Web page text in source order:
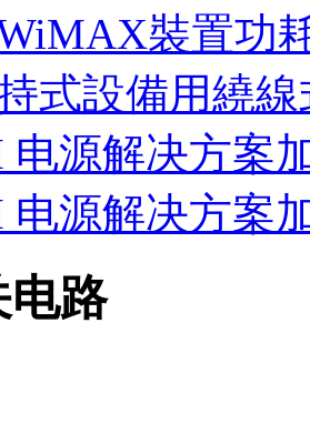
裝置功
式設備用繞
电源解决方案
电源解决方案
电路